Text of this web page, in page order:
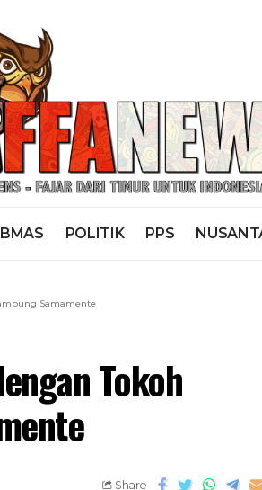
POLITIK PPS
Samamente
Tokoh
Share